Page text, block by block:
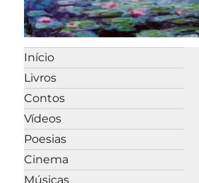
Início
Livros
Contos
Vídeos
Poesias
Cinema
Músicas